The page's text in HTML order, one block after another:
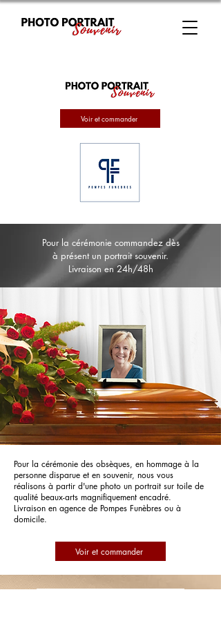
Voir et commander
Pour la cérémonie commandez dès
à présent un portrait souvenir.
Livraison en 24h/48h
Pour la cérémonie des obsèques, en hommage à la
personne disparue et en souvenir, nous vous
réalisons à partir d'une photo un portrait sur toile de
qualité beaux-arts magnifiquement encadré.
Livraison en agence de Pompes Funèbres ou à
domicile.
Voir et commander